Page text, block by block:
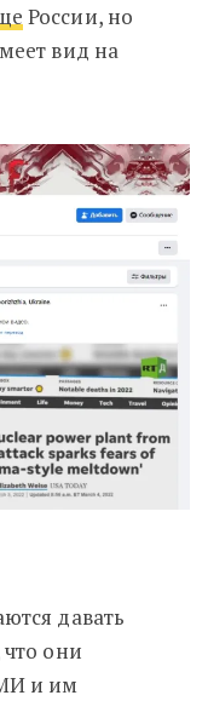
России, но
вид на
давать
они
и им